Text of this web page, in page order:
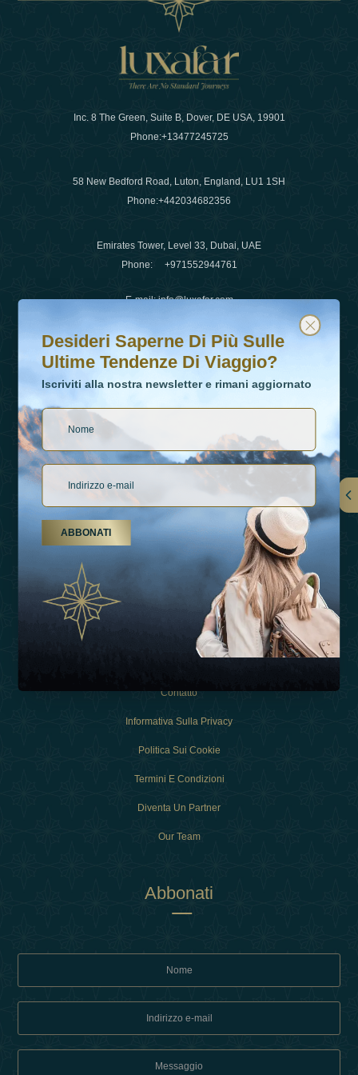
Inc. 8 The Green, Suite B, Dover, DE USA, 19901
Phone:+13477245725
58 New Bedford Road, Luton, England, LU1 1SH
Phone:+442034682356
Emirates Tower, Level 33, Dubai, UAE
Phone: +971552944761
E-mail:info@luxafar.com
WhatsApp No
+442034682356
Collegamenti
Esperienza
Contatto
Informativa Sulla Privacy
Politica Sui Cookie
Termini E Condizioni
Diventa Un Partner
Our Team
Abbonati
Desideri saperne di più sulle ultime tendenze di viaggio?
Iscriviti alla nostra newsletter e rimani aggiornato
Desideri Saperne Di Più Sulle
Ultime Tendenze Di Viaggio?
Iscriviti alla nostra newsletter e rimani aggiornato
ABBONATI